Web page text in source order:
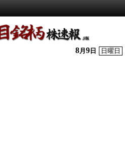
株】
8月 9 日 日曜日